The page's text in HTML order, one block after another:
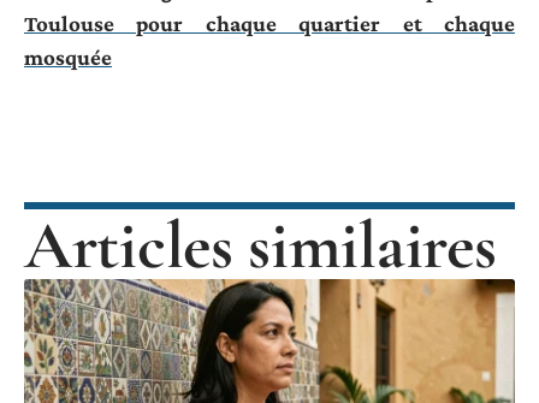
Toulouse pour chaque quartier et chaque
mosquée
Articles similaires